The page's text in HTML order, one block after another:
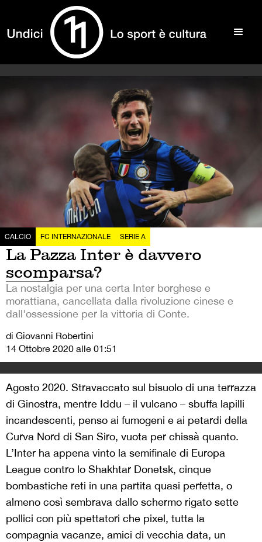
CALCIO FC INTERNAZIONALE SERIE A
La Pazza Inter è davvero
scomparsa?
La nostalgia per una certa Inter borghese e
morattiana, cancellata dalla rivoluzione cinese e
dall'ossessione per la vittoria di Conte.
di Giovanni Robertini
14 Ottobre 2020 alle 01:51
Agosto 2020. Stravaccato sul bisuolo di una terrazza
di Ginostra, mentre Iddu – il vulcano – sbuffa lapilli
incandescenti, penso ai fumogeni e ai petardi della
Curva Nord di San Siro, vuota per chissà quanto.
L’Inter ha appena vinto la semifinale di Europa
League contro lo Shakhtar Donetsk, cinque
bombastiche reti in una partita quasi perfetta, o
almeno così sembrava dallo schermo rigato sette
pollici con più spettatori che pixel, tutta la
compagnia vacanze, amici di vecchia data, un